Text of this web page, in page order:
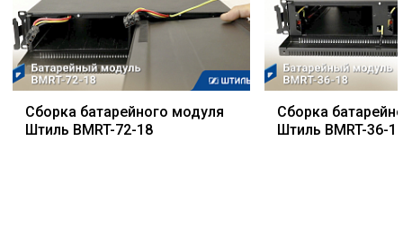
Сборка батарейного модуля
Штиль BMRT-72-18
Сборка
Штиль BMRT-36-